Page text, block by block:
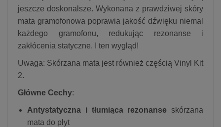
jeszcze doskonalsze. Wykonana z prawdziwej skóry
mata gramofonowa poprawia jakość dźwięku niemal
każdego gramofonu, redukując rezonanse i
zakłócenia statyczne. I ten wygląd!
Uwaga: Skórzana mata jest również częścią Vinyl Kit
2.
Główne Cechy:
Antystatyczna i tłumiąca rezonanse skórzana
mata do płyt